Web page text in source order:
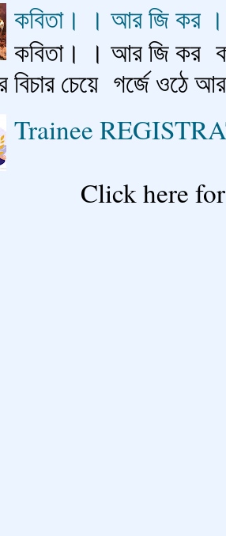
কবিতা। । আর জি কর
কবিতা। । আর জি কর
বিচার চেয়ে গর্জে
Trainee
here for